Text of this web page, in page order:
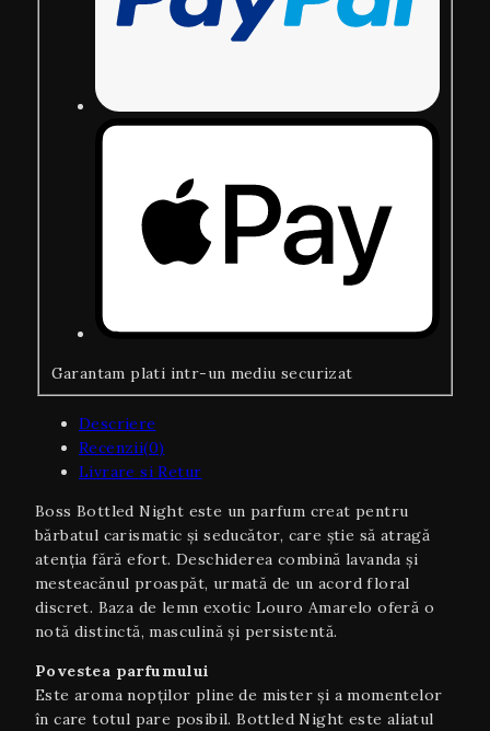
Garantam plati intr-un mediu securizat
Descriere
Recenzii(0)
Livrare si Retur
Boss Bottled Night este un parfum creat pentru
bărbatul carismatic și seducător, care știe să atragă
atenția fără efort. Deschiderea combină lavanda și
mesteacănul proaspăt, urmată de un acord floral
discret. Baza de lemn exotic Louro Amarelo oferă o
notă distinctă, masculină și persistentă.
Povestea parfumului
Este aroma nopților pline de mister și a momentelor
în care totul pare posibil. Bottled Night este aliatul